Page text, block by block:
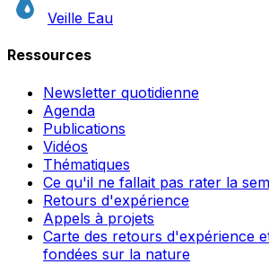
Veille Eau
Ressources
Newsletter quotidienne
Agenda
Publications
Vidéos
Thématiques
Ce qu'il ne fallait pas rater la
Retours d'expérience
Appels à projets
Carte des retours d'expérience
fondées sur la nature